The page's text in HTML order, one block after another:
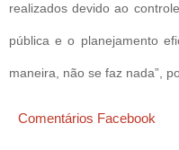
realizados devido ao
pública e o planejamento
maneira, não se faz nada”,
Comentários Facebook